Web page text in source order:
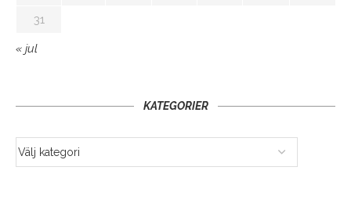
31
« jul
KATEGORIER